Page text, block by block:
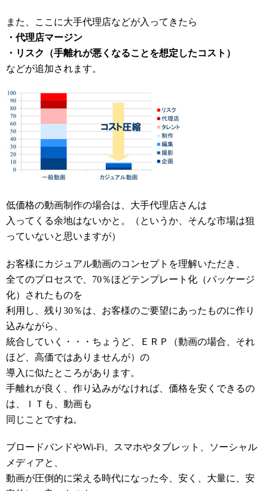
また、ここに大手代理店などが入ってきたら
・代理店マージン
・リスク（手離れが悪くなることを想定したコスト）
などが追加されます。
低価格の動画制作の場合は、大手代理店さんは
入ってくる余地はないかと。（というか、そんな市場は狙
っていないと思いますが）
お客様にカジュアル動画のコンセプトを理解いただき、
全てのプロセスで、70％ほどテンプレート化（パッケージ
化）されたものを
利用し、残り30％は、お客様のご要望にあったものに作り
込みながら、
統合していく・・・ちょうど、ＥＲＰ（動画の場合、それ
ほど、高価ではありませんが）の
導入に似たところがあります。
手離れが良く、作り込みがなければ、価格を安くできるの
は、ＩＴも、動画も
同じことですね。
ブロードバンドやWi-Fi、スマホやタブレット、ソーシャル
メディアと、
動画が圧倒的に栄える時代になった今、安く、大量に、安